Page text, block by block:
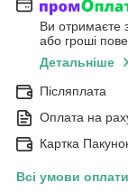
Ви отримаєте
або гроші
Детальніше
Післяплата
Оплата на
Картка
Всі умови оплати